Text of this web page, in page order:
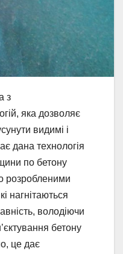
з
яка дозволяє
видимі і
дана технологія
по бетону
розробленими
нагнітаються
володіючи
бетону
це дає